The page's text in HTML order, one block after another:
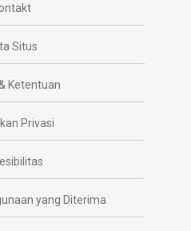
Situs
Ketentuan
Privasi
yang Diterima